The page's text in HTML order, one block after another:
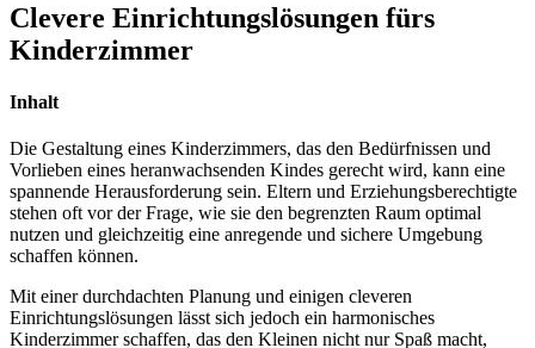
Clevere Einrichtungslösungen fürs
Kinderzimmer
Inhalt
Die Gestaltung eines Kinderzimmers, das den Bedürfnissen und
Vorlieben eines heranwachsenden Kindes gerecht wird, kann eine
spannende Herausforderung sein. Eltern und Erziehungsberechtigte
stehen oft vor der Frage, wie sie den begrenzten Raum optimal
nutzen und gleichzeitig eine anregende und sichere Umgebung
schaffen können.
Mit einer durchdachten Planung und einigen cleveren
Einrichtungslösungen lässt sich jedoch ein harmonisches
Kinderzimmer schaffen, das den Kleinen nicht nur Spaß macht,